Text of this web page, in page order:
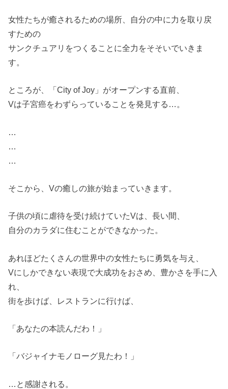
女性たちが癒されるための場所、 自分の中に力を取り戻
すための
サンクチュアリをつくることに全力をそそいでいきま
す。
ところが、「City of Joy」がオープンする直前、
Vは子宮癌をわずらっている ことを発見する…。
…
…
…
そこから、Vの癒しの旅が始まっていきます。
子供の頃に虐待を受け続けていたVは、長い間、
自分のカラダに住むことができなかった。
あれほどたくさんの世界中の女性たちに勇気を与え、
Vにしかできない表現で大成功をおさめ、豊かさを手に入
れ、
街を歩けば、レストランに行けば、
「あなたの本読んだわ！」
「バジャイナモノローグ見たわ！」
…と感謝される。